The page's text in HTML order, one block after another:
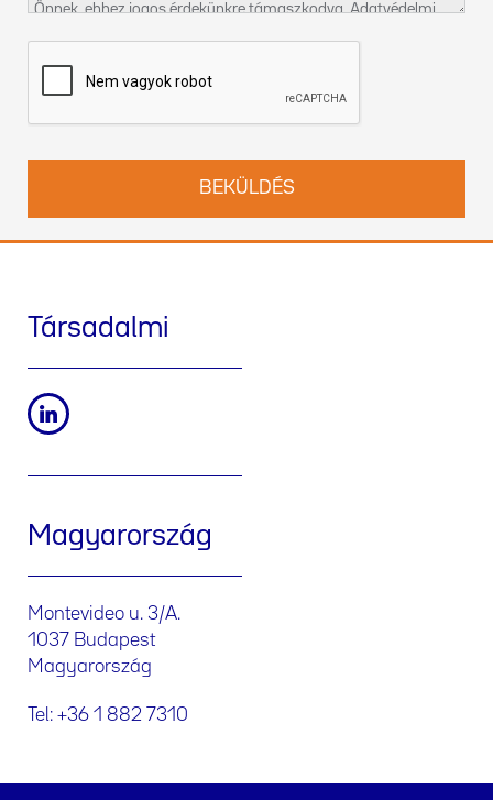
Önnek, ehhez jogos érdekünkre támaszkodva. Adatvédelmi
Felveheti velünk a kapcsolatot a
Társadalmi
Magyarország
Montevideo u. 3/A.
1037 Budapest
Magyarország
Tel: +36 1 882 7310